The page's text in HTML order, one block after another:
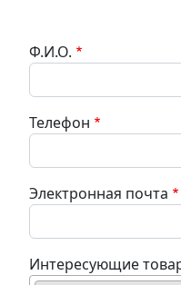
Ф.И.О.
Телефон
Электронная почта
Интересующие